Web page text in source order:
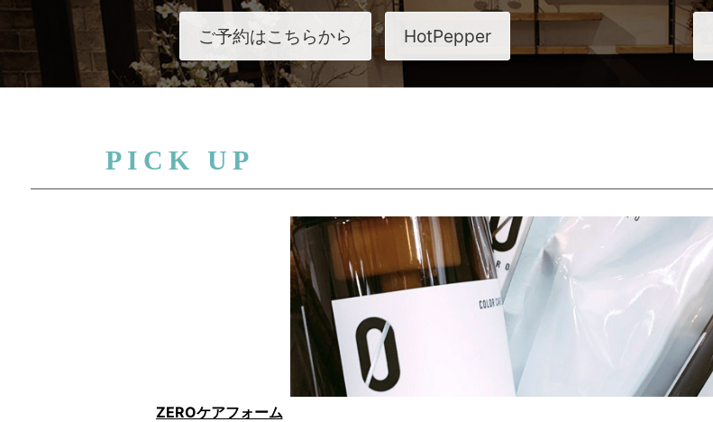
ご予約はこちらから HotPepper
PICK UP
ZEROケアフォーム